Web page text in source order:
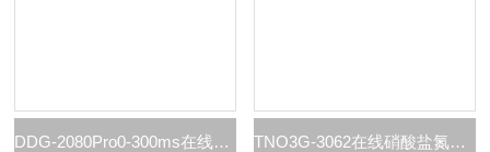
DDG-2080Pro0-300ms在线电导率仪测雨水污水 TNO3G-3062在线硝酸盐氮分析仪，硝氮监测仪